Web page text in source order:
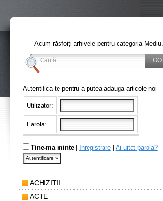
Acum răsfoiţi arhivele pentru categoria Mediu.
Autentifica-te pentru a putea adauga articole noi
Utilizator:
Parola:
Tine-ma minte| Inregistrare| Ai uitat parola?
ACHIZITII
ACTE